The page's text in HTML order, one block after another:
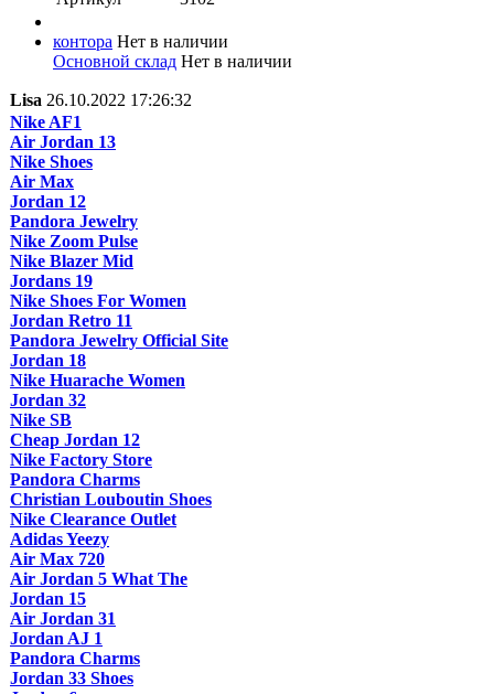
контора Нет в наличии
Основной склад Нет в наличии
Lisa 26.10.2022 17:26:32
Nike AF1
Air Jordan 13
Nike Shoes
Air Max
Jordan 12
Pandora Jewelry
Nike Zoom Pulse
Nike Blazer Mid
Jordans 19
Nike Shoes For Women
Jordan Retro 11
Pandora Jewelry Official Site
Jordan 18
Nike Huarache Women
Jordan 32
Nike SB
Cheap Jordan 12
Nike Factory Store
Pandora Charms
Christian Louboutin Shoes
Nike Clearance Outlet
Adidas Yeezy
Air Max 720
Air Jordan 5 What The
Jordan 15
Air Jordan 31
Jordan AJ 1
Pandora Charms
Jordan 33 Shoes